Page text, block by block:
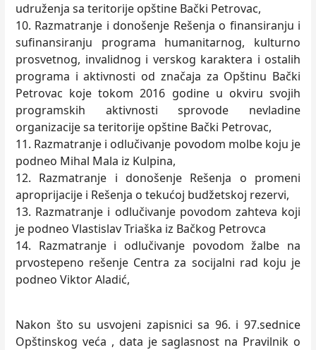
udruženja sa teritorije opštine Bački Petrovac,
10. Razmatranje i donošenje Rešenja o finansiranju i
sufinansiranju programa humanitarnog, kulturno
prosvetnog, invalidnog i verskog karaktera i ostalih
programa i aktivnosti od značaja za Opštinu Bački
Petrovac koje tokom 2016 godine u okviru svojih
programskih aktivnosti sprovode nevladine
organizacije sa teritorije opštine Bački Petrovac,
11. Razmatranje i odlučivanje povodom molbe koju je
podneo Mihal Mala iz Kulpina,
12. Razmatranje i donošenje Rešenja o promeni
aproprijacije i Rešenja o tekućoj budžetskoj rezervi,
13. Razmatranje i odlučivanje povodom zahteva koji
je podneo Vlastislav Triaška iz Bačkog Petrovca
14. Razmatranje i odlučivanje povodom žalbe na
prvostepeno rešenje Centra za socijalni rad koju je
podneo Viktor Aladić,
Nakon što su usvojeni zapisnici sa 96. i 97.sednice
Opštinskog veća , data je saglasnost na Pravilnik o